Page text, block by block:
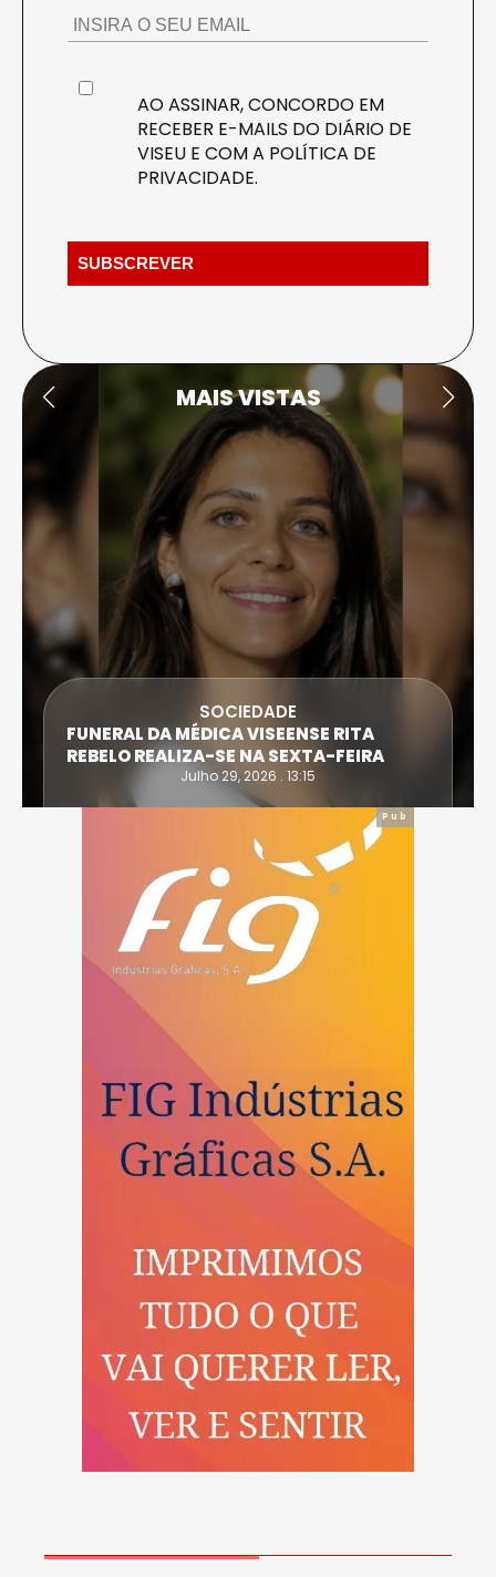
AO ASSINAR, CONCORDO EM
RECEBER E-MAILS DO DIÁRIO DE
VISEU E COM A POLÍTICA DE
PRIVACIDADE.
MAIS VISTAS
SOCIEDADE
FUNERAL DA MÉDICA VISEENSE RITA
REBELO REALIZA-SE NA SEXTA-FEIRA
Julho 29, 2026 . 13:15
Pub